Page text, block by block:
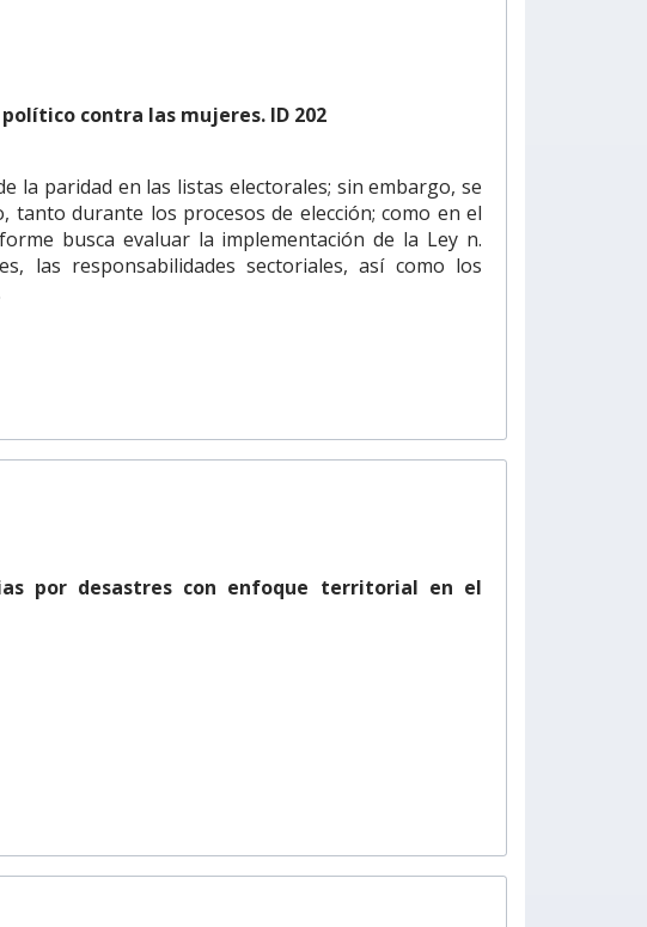
contra las mujeres. ID 202
la paridad en las listas electorales; sin embargo, se
tanto durante los procesos de elección; como en el
busca evaluar la implementación de la Ley n.
las responsabilidades sectoriales, así como los
por desastres con enfoque territorial en el